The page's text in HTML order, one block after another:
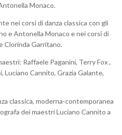
Monaco.
nei corsi di danza classica con gli
e Antonella Monaco e nei corsi di
Clorinda Garritano.
Raffaele Paganini, Terry Fox ,
Luciano Cannito, Grazia Galante,
classica, moderna-contemporanea
dei maestri Luciano Cannito a